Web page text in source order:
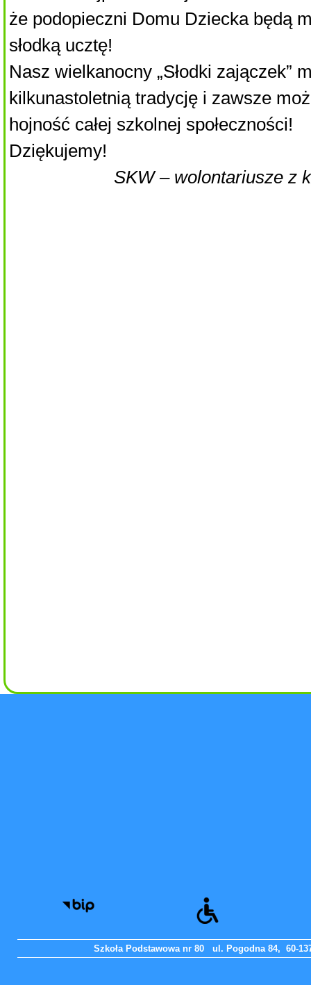
że podopieczni Domu Dziecka będą
słodką ucztę!
Nasz wielkanocny „Słodki zajączek”
kilkunastoletnią tradycję i zawsze
hojność całej szkolnej społeczności!
Dziękujemy!
SKW – wolontariusze z
Szkoła Podstawowa nr 80 ul. Pogodna 84, 60-